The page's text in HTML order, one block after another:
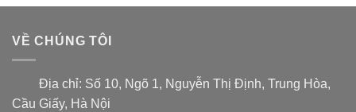
VỀ CHÚNG TÔI
Địa chỉ: Số 10, Ngõ 1, Nguyễn Thị Định, Trung Hòa,
Cầu Giấy, Hà Nội